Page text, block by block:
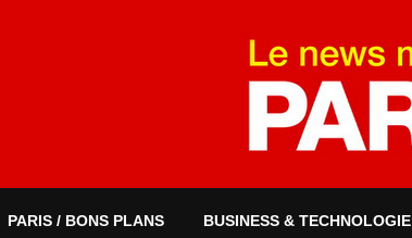
PARIS / BONS PLANS BUSINESS & TECHNOLOGIE